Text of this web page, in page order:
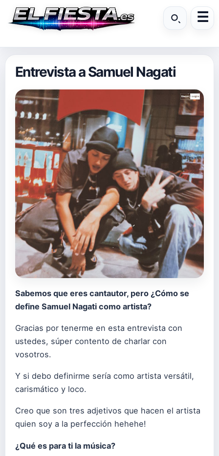
Entrevista a Samuel Nagati
Sabemos que eres cantautor, pero ¿Cómo se
define Samuel Nagati como artista?
Gracias por tenerme en esta entrevista con
ustedes, súper contento de charlar con
vosotros.
Y si debo definirme sería como artista versátil,
carismático y loco.
Creo que son tres adjetivos que hacen el artista
quien soy a la perfección hehehe!
¿Qué es para ti la música?